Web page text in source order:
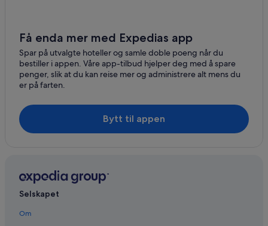
Få enda mer med Expedias app
Spar på utvalgte hoteller og samle doble poeng når du
bestiller i appen. Våre app-tilbud hjelper deg med å spare
penger, slik at du kan reise mer og administrere alt mens du
er på farten.
Bytt til appen
Selskapet
Om